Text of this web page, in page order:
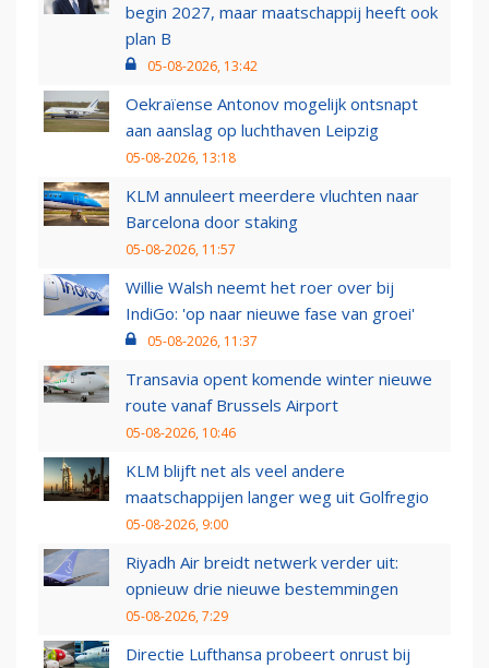
begin 2027, maar maatschappij heeft ook
plan B
05-08-2026, 13:42
Oekraïense Antonov mogelijk ontsnapt
aan aanslag op luchthaven Leipzig
05-08-2026, 13:18
KLM annuleert meerdere vluchten naar
Barcelona door staking
05-08-2026, 11:57
Willie Walsh neemt het roer over bij
IndiGo: 'op naar nieuwe fase van groei'
05-08-2026, 11:37
Transavia opent komende winter nieuwe
route vanaf Brussels Airport
05-08-2026, 10:46
KLM blijft net als veel andere
maatschappijen langer weg uit Golfregio
05-08-2026, 9:00
Riyadh Air breidt netwerk verder uit:
opnieuw drie nieuwe bestemmingen
05-08-2026, 7:29
Directie Lufthansa probeert onrust bij